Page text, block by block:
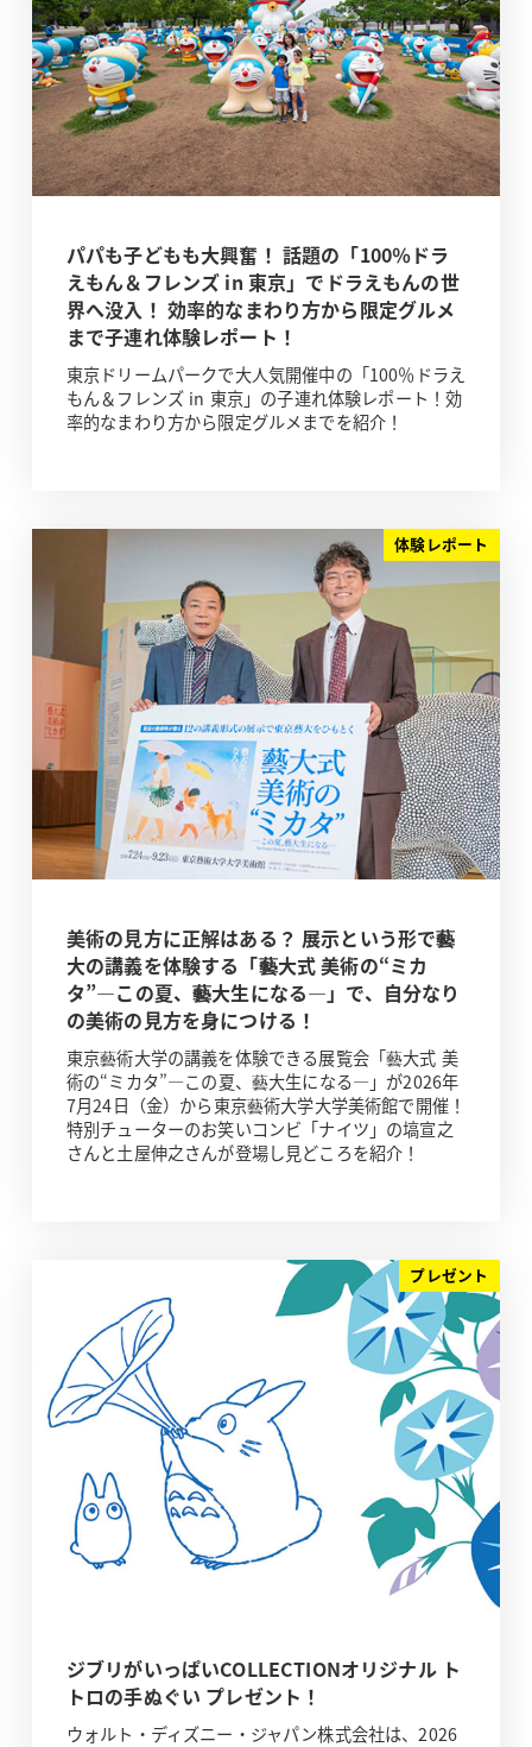
パパも子どもも大興奮！ 話題の「100％ドラ
えもん＆フレンズ in 東京」でドラえもんの世
界へ没入！ 効率的なまわり方から限定グルメ
まで子連れ体験レポート！
東京ドリームパークで大人気開催中の「100％ドラえ
もん＆フレンズ in 東京」の子連れ体験レポート！効
率的なまわり方から限定グルメまでを紹介！
体験レポート
美術の見方に正解はある？ 展示という形で藝
大の講義を体験する「藝大式 美術の“ミカ
タ”―この夏、藝大生になる―」で、自分なり
の美術の見方を身につける！
東京藝術大学の講義を体験できる展覧会「藝大式 美
術の“ミカタ”―この夏、藝大生になる―」が2026年
7月24日（金）から東京藝術大学大学美術館で開催！
特別チューターのお笑いコンビ「ナイツ」の塙宣之
さんと土屋伸之さんが登場し見どころを紹介！
プレゼント
ジブリがいっぱいCOLLECTIONオリジナル ト
トロの手ぬぐい プレゼント！
ウォルト・ディズニー・ジャパン株式会社は、2026